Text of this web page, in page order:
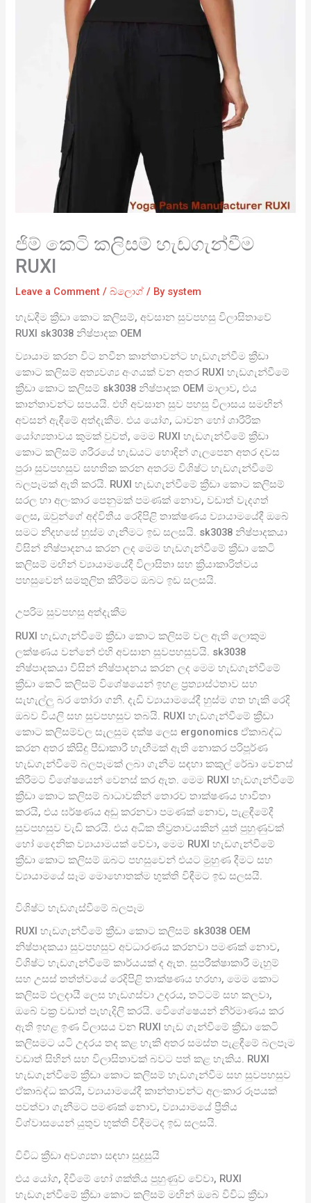
ජිම් කෙටි කලිසම් හැඩගැන්වීම
RUXI
Leave a Comment /බ්ලොග් / By system
හැඩදීම ක්‍රීඩා කොට කලිසම්, අවසාන සුවපහසු විලාසිතාවේ
RUXI sk3038 නිෂ්පාදක OEM
ව්‍යායාම කරන විට නවීන කාන්තාවන්ට හැඩගැන්වීම ක්‍රීඩා
කොට කලිසම් අත්‍යවශ්‍ය අංගයක් වන අතර RUXI හැඩගැන්වීමේ
ක්‍රීඩා කොට කලිසම් sk3038 නිෂ්පාදක OEM මාලාව, එය
කාන්තාවන්ට සපයයි. එහි අවසාන සුව පහසු විලාසය සමඟින්
අවසන් ඇඳීමේ අත්දැකීම. එය යෝග, ධාවන හෝ ශාරීරික
යෝග්‍යතාවය කුමක් වුවත්, මෙම RUXI හැඩගැන්වීමේ ක්‍රීඩා
කොට කලිසම් ශරීරයේ හැඩයට හොඳින් ගැලපෙන අතර දවස
පුරා සුවපහසුව සහතික කරන අතරම විශිෂ්ට හැඩගැන්වීමේ
බලපෑමක් ඇති කරයි. RUXI හැඩගැන්වීමේ ක්‍රීඩා කොට කලිසම්
සරල හා අලංකාර පෙනුමක් පමණක් නොව, වඩාත් වැදගත්
ලෙස, ඔවුන්ගේ අද්විතීය රෙදිපිළි තාක්ෂණය ව්‍යායාමයේදී ඔබේ
සමට නිදහසේ හුස්ම ගැනීමට ඉඩ සලසයි. sk3038 නිෂ්පාදකයා
විසින් නිෂ්පාදනය කරන ලද මෙම හැඩගැන්වීමේ ක්‍රීඩා කෙටි
කලිසම් මඟින් ව්‍යායාමයේදී විලාසිතා සහ ක්‍රියාකාරිත්වය
පහසුවෙන් සමතුලිත කිරීමට ඔබට ඉඩ සලසයි.
උපරිම සුවපහසු අත්දැකීම
RUXI හැඩගැන්වීමේ ක්‍රීඩා කොට කලිසම් වල ඇති ලොකුම
ලක්ෂණය වන්නේ එහි අවසාන සුවපහසුවයි. sk3038
නිෂ්පාදකයා විසින් නිෂ්පාදනය කරන ලද මෙම හැඩගැන්වීමේ
ක්‍රීඩා කෙටි කලිසම් විශේෂයෙන් ඉහළ ප්‍රත්‍යාස්ථතාව සහ
සැහැල්ලු බර තෝරා ගනී. දැඩි ව්‍යායාමයේදී හුස්ම ගත හැකි රෙදි
ඔබව වියලි සහ සුවපහසුව තබයි. RUXI හැඩගැන්වීමේ ක්‍රීඩා
කොට කලිසම්වල සැලසුම දක්ෂ ලෙස ergonomics ඒකාබද්ධ
කරන අතර කිසිදු පීඩාකාරී හැඟීමක් ඇති නොකර පරිපූර්ණ
හැඩගැන්වීමේ බලපෑමක් ලබා ගැනීම සඳහා කකුල් රේඛා වෙනස්
කිරීමට විශේෂයෙන් වෙනස් කර ඇත. මෙම RUXI හැඩගැන්වීමේ
ක්‍රීඩා කොට කලිසම් බාධාවකින් තොරව තාක්ෂණය භාවිතා
කරයි, එය ඝර්ෂණය අඩු කරනවා පමණක් නොව, පැළඳීමේදී
සුවපහසුව වැඩි කරයි. එය අධික තීව්‍රතාවයකින් යුත් පුහුණුවක්
හෝ දෛනික ව්‍යායාමයක් වේවා, මෙම RUXI හැඩගැන්වීමේ
ක්‍රීඩා කොට කලිසම් ඔබට පහසුවෙන් එයට මුහුණ දීමට සහ
ව්‍යායාමයේ සෑම මොහොතක්ම භුක්ති විඳීමට ඉඩ සලසයි.
විශිෂ්ට හැඩගැස්වීමේ බලපෑම
RUXI හැඩගැන්වීමේ ක්‍රීඩා කොට කලිසම් sk3038 OEM
නිෂ්පාදකයා සුවපහසුව අවධාරණය කරනවා පමණක් නොව,
විශිෂ්ට හැඩගැන්වීමේ කාර්යයක් ද ඇත. සුපරීක්ෂාකාරී මැහුම්
සහ උසස් තත්ත්වයේ රෙදිපිළි තාක්ෂණය හරහා, මෙම කොට
කලිසම් ඵලදායී ලෙස හැඩගස්වා උදරය, තට්ටම් සහ කලවා,
ඔබේ වක්‍ර වඩාත් පැහැදිලි කරයි. විෙශේෂෙයන් නිර්මාණය කර
ඇති ඉහළ ඉණ විලාසය වන RUXI හැඩ ගැන්වීමේ ක්‍රීඩා කෙටි
කලිසමට යටි උදරය තද කළ හැකි අතර සමස්ත පැළඳීමේ බලපෑම
වඩාත් සිහින් සහ විලාසිතාවක් බවට පත් කළ හැකිය. RUXI
හැඩගැන්වීමේ ක්‍රීඩා කොට කලිසම් හැඩගැන්වීම සහ සුවපහසුව
ඒකාබද්ධ කරයි, ව්‍යායාමයේදී කාන්තාවන්ට අලංකාර රූපයක්
පවත්වා ගැනීමට පමණක් නොව, ව්‍යායාමයේ ප්‍රීතිය
විශ්වාසයෙන් යුතුව භුක්ති විඳීමටද ඉඩ සලසයි.
විවිධ ක්‍රීඩා අවශ්‍යතා සඳහා සුදුසුයි
එය යෝග, දිවීමේ හෝ ශක්තිය පුහුණුව වේවා, RUXI
හැඩගැන්වීමේ ක්‍රීඩා කොට කලිසම් මඟින් ඔබේ විවිධ ක්‍රීඩා